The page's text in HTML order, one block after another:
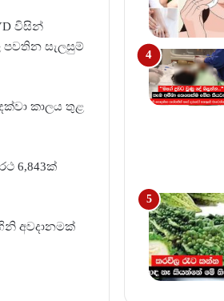
විසින්
පවතින සැලසුම්
කාලය තුළ
6,843ක්
අවදානමක්